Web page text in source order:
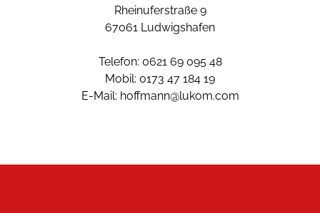
Rheinuferstraße 9
67061 Ludwigshafen
Telefon: 0621 69 095 48
Mobil: 0173 47 184 19
E-Mail: hoffmann@lukom.com